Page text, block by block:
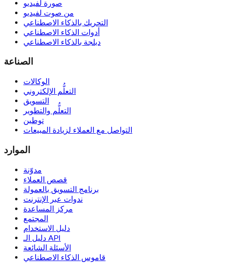
صورة لفيديو
من صوت لفيديو
التحريك بالذكاء الاصطناعي
أدوات الذكاء الاصطناعي
دبلجة بالذكاء الاصطناعي
الصناعة
الوكالات
التعلُّم الإلكتروني
التسويق
التعلُّم والتطوير
توطين
التواصل مع العملاء لزيادة المبيعات
الموارد
مدوّنة
قصص العملاء
برنامج التسويق بالعمولة
ندوات عبر الإنترنت
مركز المساعدة
المجتمع
دليل الاستخدام
دليل الـ API
الأسئلة الشائعة
قاموس الذكاء الاصطناعي